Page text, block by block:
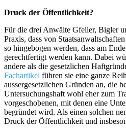
Druck der Öffentlichkeit?
Für die drei Anwälte Gfeller, Bigler
Praxis, dass von
so hingebogen werden, dass am
gerechtfertigt werden kann. Dabei
andere als die gesetzlichen
Fachartikel führen sie eine ganze
aussergesetzlichen Gründen an, die
Untersuchungshaft wohl eher zum
vorgeschobenen, mit denen eine
begründet wird. Als einen solchen
Druck der Öffentlichkeit und